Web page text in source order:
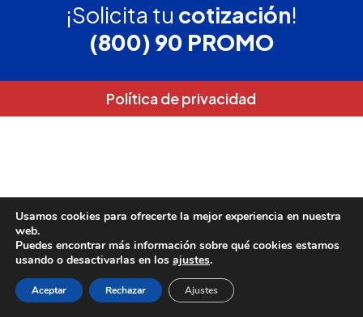
¡Solicita tu cotización!
(800) 90 PROMO
Política de privacidad
Usamos cookies para ofrecerte la mejor experiencia en nuestra
web.
Puedes encontrar más información sobre qué cookies estamos
usando o desactivarlas en los ajustes.
Aceptar Rechazar Ajustes